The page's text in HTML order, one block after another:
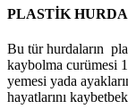
PLASTİK
Bu tür hurdaların
kaybolma curümesi
yemesi yada
hayatlarını